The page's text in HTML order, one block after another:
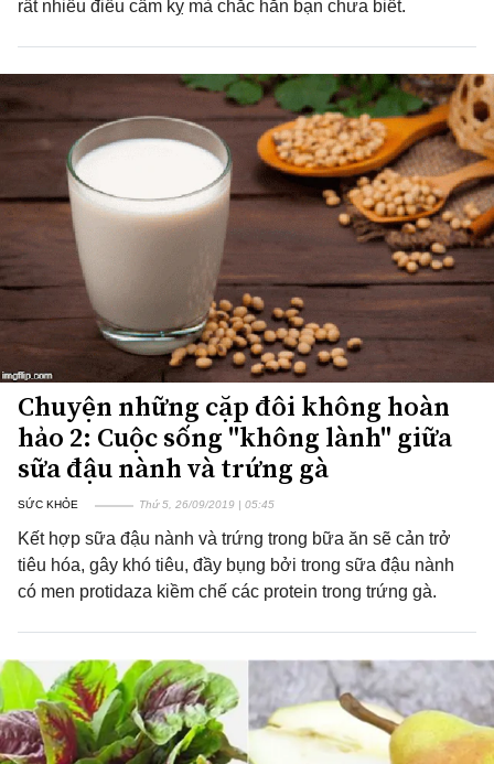
rất nhiều điều cấm kỵ mà chắc hẳn bạn chưa biết.
Chuyện những cặp đôi không hoàn
hảo 2: Cuộc sống "không lành" giữa
sữa đậu nành và trứng gà
SỨC KHỎE Thứ 5, 26/09/2019 | 05:45
Kết hợp sữa đậu nành và trứng trong bữa ăn sẽ cản trở
tiêu hóa, gây khó tiêu, đầy bụng bởi trong sữa đậu nành
có men protidaza kiềm chế các protein trong trứng gà.